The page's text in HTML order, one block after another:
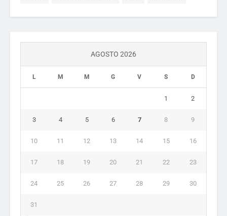
AGOSTO 2026
L M M G V S D
1 2
3 4 5 6 7 8 9
10 11 12 13 14 15 16
17 18 19 20 21 22 23
24 25 26 27 28 29 30
31